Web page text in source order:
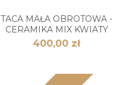
TACA MAŁA OBROTOWA -
CERAMIKA MIX KWIATY
400,00 zł